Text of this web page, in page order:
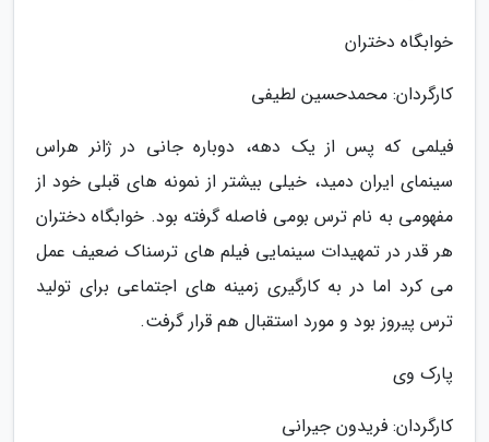
خوابگاه دختران
کارگردان: محمدحسین لطیفی
فیلمی که پس از یک دهه، دوباره جانی در ژانر هراس
سینمای ایران دمید، خیلی بیشتر از نمونه های قبلی خود از
مفهومی به نام ترس بومی فاصله گرفته بود. خوابگاه دختران
هر قدر در تمهیدات سینمایی فیلم های ترسناک ضعیف عمل
می کرد اما در به کارگیری زمینه های اجتماعی برای تولید
ترس پیروز بود و مورد استقبال هم قرار گرفت.
پارک وی
کارگردان: فریدون جیرانی